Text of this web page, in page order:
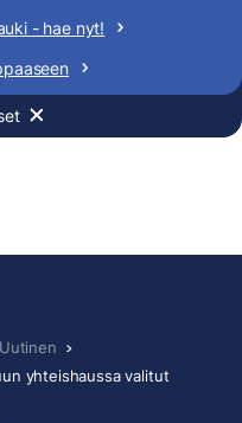
- hae nyt!
Uutinen
yhteishaussa valitut